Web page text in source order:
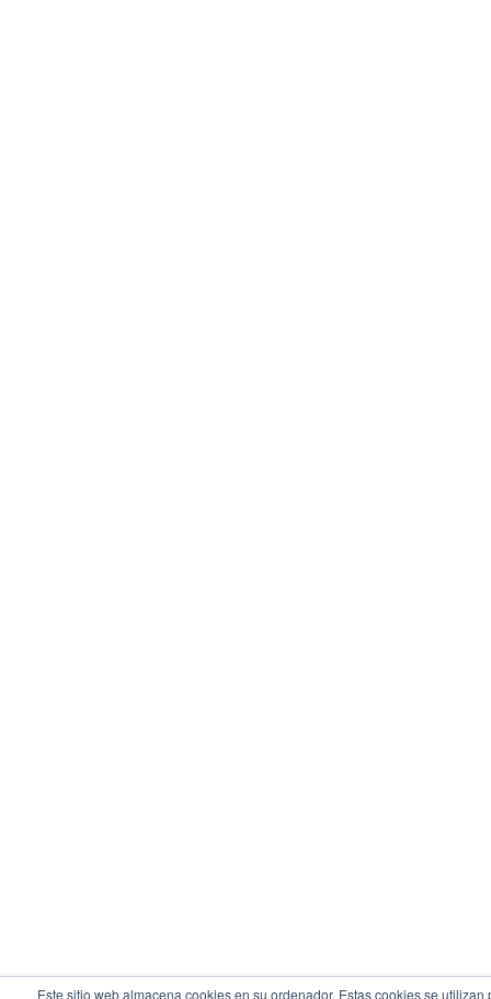
Este sitio web almacena cookies en su ordenador. Estas cookies se utilizan